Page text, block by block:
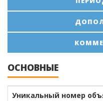
ОСНОВНЫЕ
Уникальный номер